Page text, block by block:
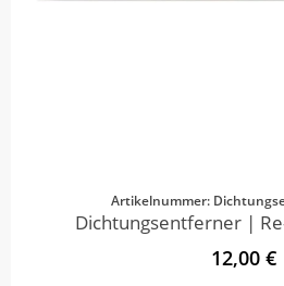
Artikelnummer:
Dichtungsentferner |
12,00 €